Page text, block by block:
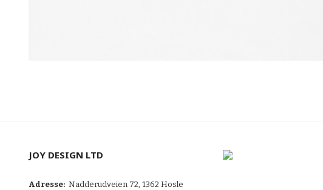
JOY DESIGN LTD
Adresse: Nadderudveien 72, 1362 Hosle